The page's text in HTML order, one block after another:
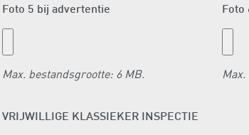
Foto 5 bij advertentie
Max. bestandsgrootte: 6 MB.
Foto
VRIJWILLIGE KLASSIEKER INSPECTIE